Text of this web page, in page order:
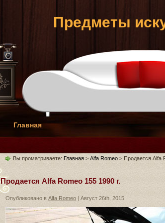
Предметы
Главная
Вы проматриваете: Главная > Alfa Romeo > Продается Alfa
Продается Alfa Romeo 155 1990 г.
Опубликовано в Alfa Romeo | Август 26th, 2015